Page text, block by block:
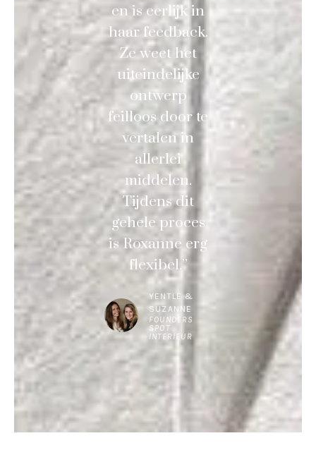
en is eerlijk in
haar feedback.
Ze weet het
uiteindelijke
ontwerp
feilloos door te
vertalen in
allerlei
middelen.
Tijdens dit
gehele proces
is Roxanne erg
flexibel.”
YENTLE &
SUZANNE
FOUNDERS
SPOT
INTERIEUR